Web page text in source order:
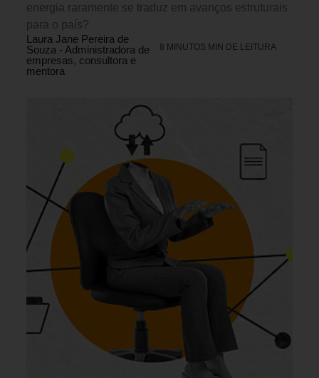
energia raramente se traduz em avanços estruturais
para o país?
Laura Jane Pereira de
Souza - Administradora de
empresas, consultora e
mentora
8 MINUTOS MIN DE LEITURA